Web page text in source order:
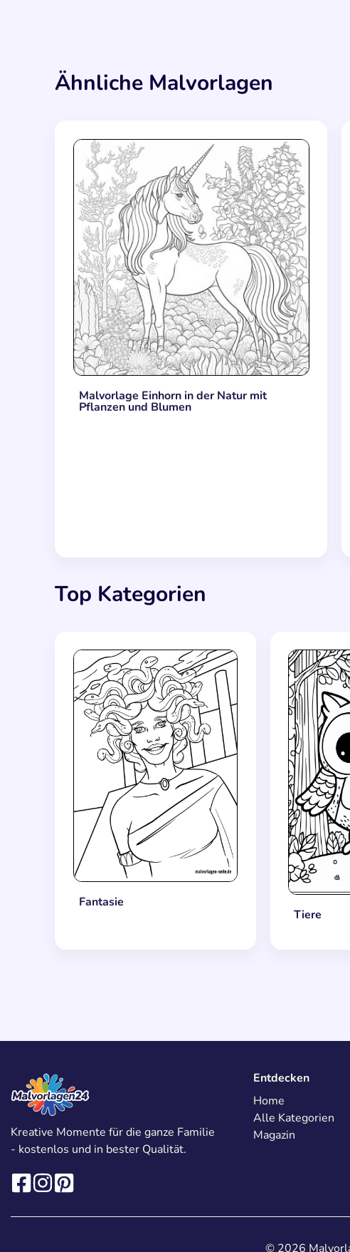
Ähnliche Malvorlagen
Malvorlage Einhorn in der Natur mit
Pflanzen und Blumen
Top Kategorien
Fantasie
Tiere
Kreative Momente für die ganze Familie
- kostenlos und in bester Qualität.
Entdecken
Home
Alle Kategorien
Magazin
© 2026